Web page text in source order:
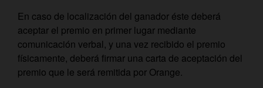
En caso de localización del ganador éste deberá
aceptar el premio en primer lugar mediante
comunicación verbal, y una vez recibido el premio
físicamente, deberá firmar una carta de aceptación del
premio que le será remitida por Orange.